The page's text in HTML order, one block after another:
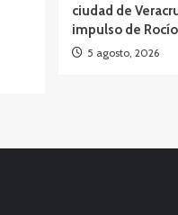
ciudad de
impulso de
5 agosto, 2026